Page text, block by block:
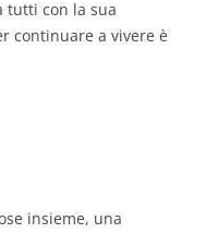
tutti con la sua
continuare a vivere è
insieme, una